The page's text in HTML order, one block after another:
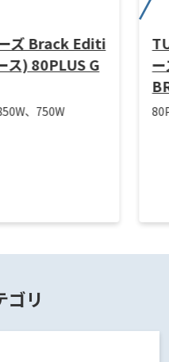
ズ Brack Editi
ス) 80PLUS G
、750W
ゴリ